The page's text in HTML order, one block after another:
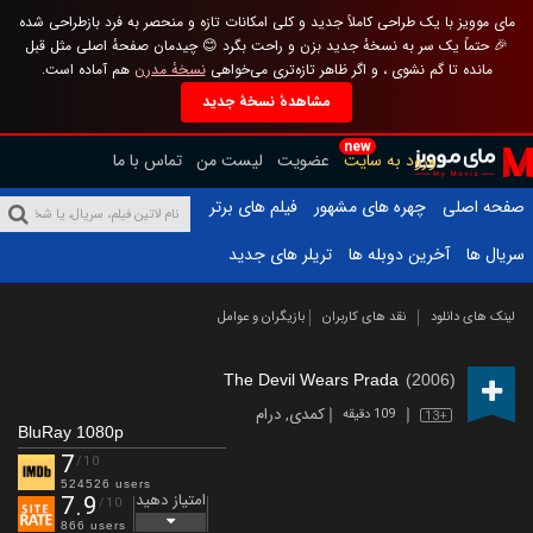
مای موویز با یک طراحی کاملاً جدید و کلی امکانات تازه و منحصر به فرد بازطراحی شده
🎉 حتماً یک سر به نسخهٔ جدید بزن و راحت بگرد 😊 چیدمان صفحهٔ اصلی مثل قبل
مانده تا گم نشوی ، و اگر ظاهر تازه‌تری می‌خواهینسخهٔ مدرن هم آماده است.
مشاهدهٔ نسخهٔ جدید
new
ورود به سایت عضویت لیست من تماس با ما
صفحه اصلی
چهره های مشهور
فیلم های برتر
سریال ها
آخرین دوبله ها تریلر های جدید
لینک های دانلود نقد های کاربران بازیگران و عوامل
The Devil Wears Prada (2006)
13+ 109 دقیقه کمدی,درام
BluRay 1080p
7/10
524526 users
7.9 /10
866 users
امتیاز دهید